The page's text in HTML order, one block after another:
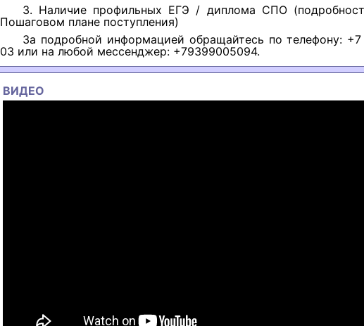
3. Наличие профильных ЕГЭ / диплома СПО
Пошаговом плане поступления)
За подробной информацией обращайтесь по телефону:
03 или на любой мессенджер: +79399005094.
ВИДЕО